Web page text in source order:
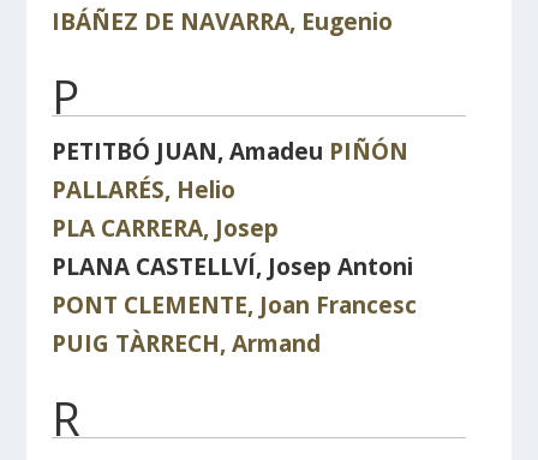
IBÁÑEZ DE NAVARRA, Eugenio
P
PETITBÓ JUAN, Amadeu PIÑÓN
PALLARÉS, Helio
PLA CARRERA, Josep
PLANA CASTELLVÍ, Josep Antoni
PONT CLEMENTE, Joan Francesc
PUIG TÀRRECH, Armand
R